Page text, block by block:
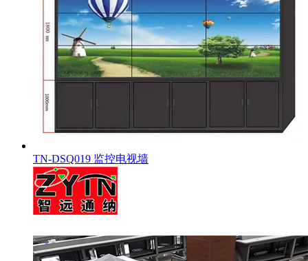
TN-DSQ019 监控电视墙